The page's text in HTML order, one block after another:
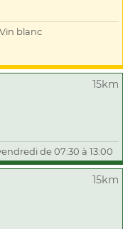
Vin blanc
15km
de 07:30 à 13:00
15km